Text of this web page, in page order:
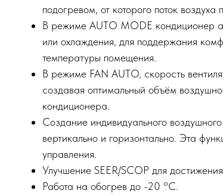
подогревом, от которого поток
В режиме AUTO MODE кондиционер
или охлаждения, для поддержания
температуры помещения.
В режиме FAN AUTO, скорость
создавая оптимальный объём
кондиционера.
Создание индивидуального
вертикально и горизонтально. Эта
управления.
Улучшение SEER/SCOP для
Работа на обогрев до -20 °С.